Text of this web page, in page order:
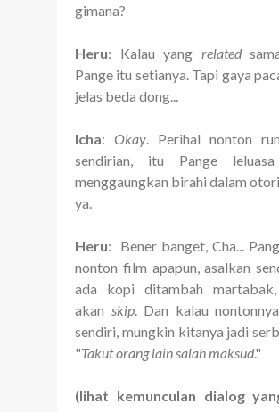
gimana?
Heru: Kalau yang related
Pange itu setianya. Tapi gaya
jelas beda dong...
Icha: Okay. Perihal nonton
sendirian, itu Pange
menggaungkan birahi dalam
ya.
Heru: Bener banget, Cha...
nonton film apapun, asalkan
ada kopi ditambah
akan skip. Dan kalau
sendiri, mungkin kitanya jadi
"Takut orang lain salah maksud."
(lihat kemunculan dialog